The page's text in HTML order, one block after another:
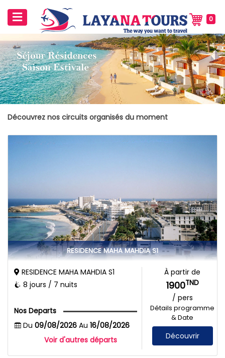
0
Découvrez nos circuits organisés du moment
RESIDENCE MAHA MAHDIA S1
RESIDENCE MAHA MAHDIA S1
8 jours / 7 nuits
Nos Departs
Du 09/08/2026 Au 16/08/2026
Voir d'autres départs
À partir de
1900TND
/ pers
Détails programme
& Date
Découvrir